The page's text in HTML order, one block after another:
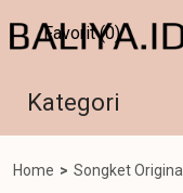
Kategori
Home > Songket Original
Favorit (0)